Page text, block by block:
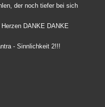
der noch tiefer bei sich
DANKE DANKE
- Sinnlichkeit 2!!!